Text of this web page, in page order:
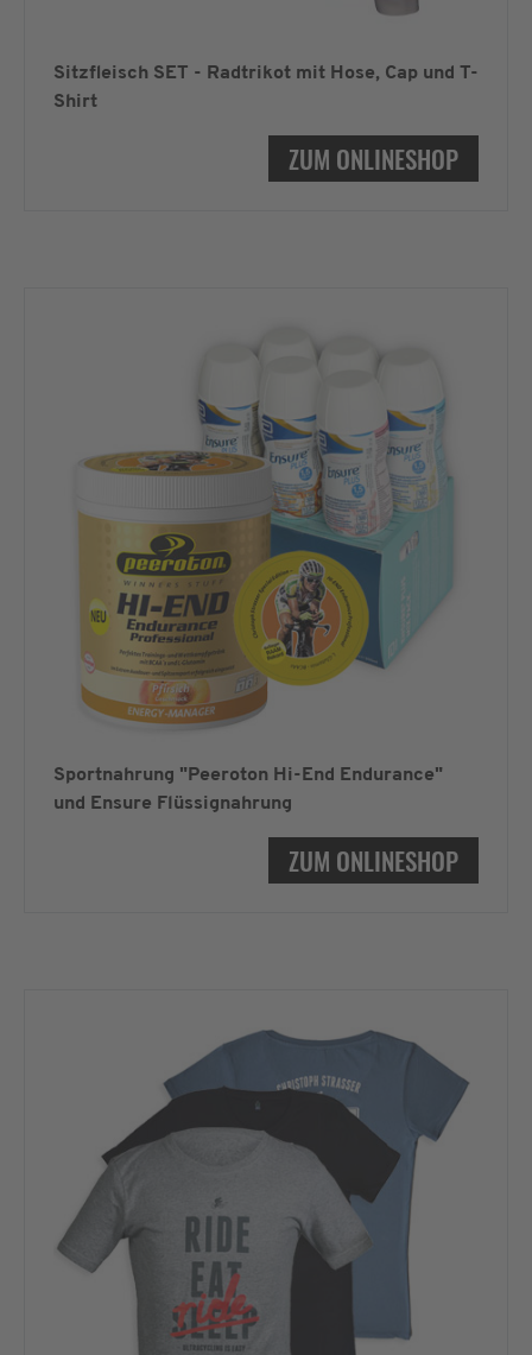
Sitzfleisch SET - Radtrikot mit Hose, Cap und T-
Shirt
ZUM ONLINESHOP
Sportnahrung "Peeroton Hi-End Endurance"
und Ensure Flüssignahrung
ZUM ONLINESHOP